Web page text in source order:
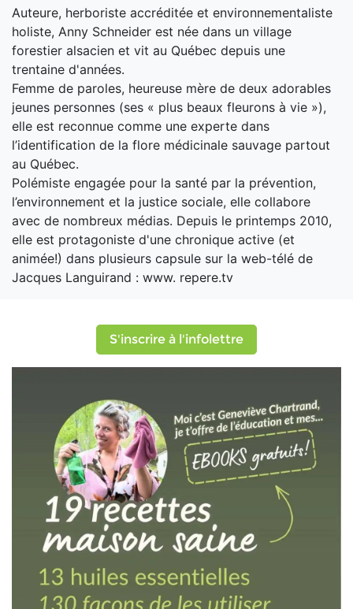
Auteure, herboriste accréditée et environnementaliste
holiste, Anny Schneider est née dans un village
forestier alsacien et vit au Québec depuis une
trentaine d'années.
Femme de paroles, heureuse mère de deux adorables
jeunes personnes (ses « plus beaux fleurons à vie »),
elle est reconnue comme une experte dans
l’identification de la flore médicinale sauvage partout
au Québec.
Polémiste engagée pour la santé par la prévention,
l’environnement et la justice sociale, elle collabore
avec de nombreux médias. Depuis le printemps 2010,
elle est protagoniste d'une chronique active (et
animée!) dans plusieurs capsule sur la web-télé de
Jacques Languirand : www. repere.tv
S'inscrire à l'infolettre